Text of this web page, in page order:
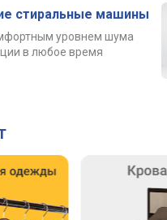
стиральные машины
уровнем шума
в любое время